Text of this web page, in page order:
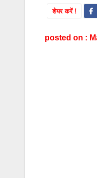
शेयर करें !
posted on :